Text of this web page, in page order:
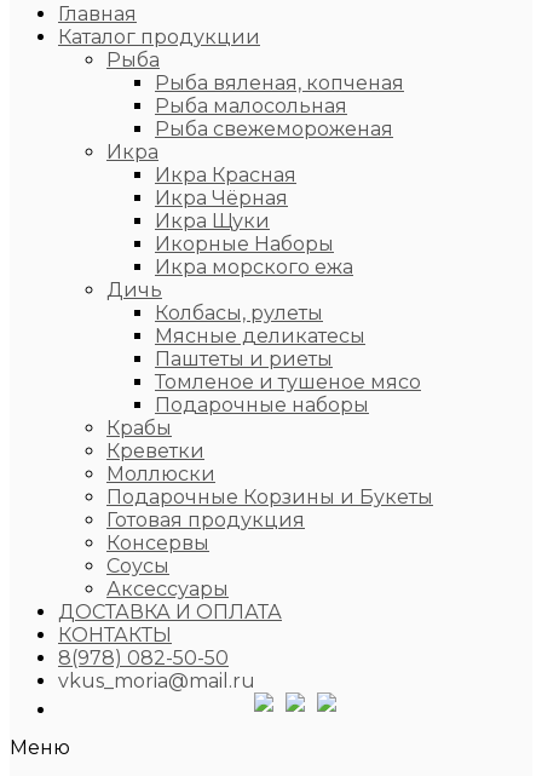
Главная
Каталог продукции
Рыба
Рыба вяленая, копченая
Рыба малосольная
Рыба свежемороженая
Икра
Икра Красная
Икра Чёрная
Икра Щуки
Икорные Наборы
Икра морского ежа
Дичь
Колбасы, рулеты
Мясные деликатесы
Паштеты и риеты
Томленое и тушеное мясо
Подарочные наборы
Крабы
Креветки
Моллюски
Подарочные Корзины и Букеты
Готовая продукция
Консервы
Соусы
Аксессуары
ДОСТАВКА И ОПЛАТА
КОНТАКТЫ
8(978) 082-50-50
vkus_moria@mail.ru
Меню